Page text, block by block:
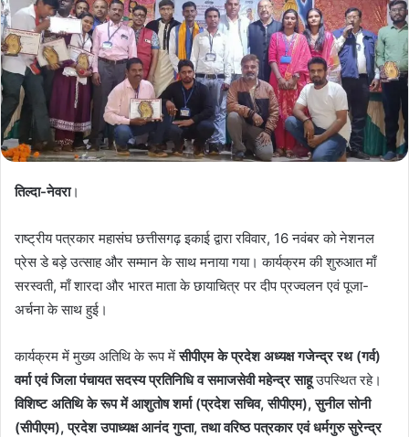
तिल्दा-नेवरा।
राष्ट्रीय पत्रकार महासंघ छत्तीसगढ़ इकाई द्वारा रविवार, 16 नवंबर को नेशनल
प्रेस डे बड़े उत्साह और सम्मान के साथ मनाया गया। कार्यक्रम की शुरुआत माँ
सरस्वती, माँ शारदा और भारत माता के छायाचित्र पर दीप प्रज्वलन एवं पूजा-
अर्चना के साथ हुई।
कार्यक्रम में मुख्य अतिथि के रूप मेंसीपीएम के प्रदेश अध्यक्ष गजेन्द्र रथ (गर्व)
वर्मा एवं जिला पंचायत सदस्य प्रतिनिधि व समाजसेवी महेन्द्र साहूउपस्थित रहे।
विशिष्ट अतिथि के रूप में आशुतोष शर्मा (प्रदेश सचिव, सीपीएम), सुनील सोनी
(सीपीएम), प्रदेश उपाध्यक्ष आनंद गुप्ता, तथा वरिष्ठ पत्रकार एवं धर्मगुरु सुरेन्द्र